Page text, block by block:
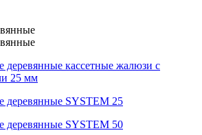
деревянные кассетные жалюзи с
25 мм
деревянные SYSTEM 25
деревянные SYSTEM 50